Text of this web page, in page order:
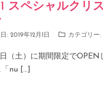
スペシャルクリ
: 2019年12月1日 カテゴリー:
日（土）に期間限定で
nu […]